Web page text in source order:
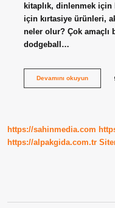
kitaplık, dinlenmek
için kırtasiye ürünleri,
neler olur? Çok
dodgeball…
Devamını okuyunÇocuk
https://sahinmedia.com
https://alpakgida.com.tr